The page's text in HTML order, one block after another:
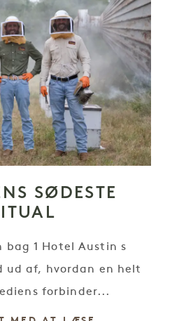
SØDESTE
bag 1 Hotel Austin s
ud af, hvordan en helt
forbinder...